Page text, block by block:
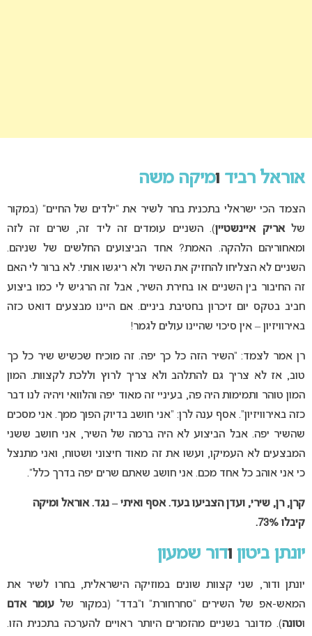
אוראל רבידומיקה משה
הצמד הכי ישראלי בתכנית בחר לשיר את “ילדים של החיים” (במקור
של אריק איינשטיין). השניים עומדים זה ליד זה, שרים זה לזה
ומאחוריהם הלהקה. האמת? אחד הביצועים החלשים של שניהם.
השניים לא הצליחו להחזיק את השיר ולא ריגשו אותי. לא ברור לי האם
זה החיבור בין השניים או בחירת השיר, אבל זה הרגיש לי כמו ביצוע
חביב בטקס יום זיכרון בחטיבת ביניים. אם היינו מבצעים דואט כזה
באירוויזיון – אין סיכוי שהיינו עולים לגמר!
רן אמר לצמד: “השיר הזה כל כך יפה. זה מוכיח שכשיש שיר כל כך
טוב, אז לא צריך גם להתלהב ולא צריך לרוץ וללכת לקצוות. המון
המון טוהר ותמימות היה פה, בעיניי זה מאוד יפה והלוואי ויהיה לנו דבר
כזה באירוויזיון”. אסף ענה לרן: “אני חושב בדיוק הפוך ממך. אני מסכים
שהשיר יפה. אבל הביצוע לא היה ברמה של השיר, אני חושב ששני
המבצעים לא העמיקו, ועשו את זה מאוד חיצוני ושטוח, ואני מתנצל
כי אני אוהב כל אחד מכם. אני חושב שאתם שרים יפה בדרך כלל”.
קרן, רן, שירי, ועדן הצביעו בעד. אסף ואיתי – נגד. אוראל ומיקה
קיבלו 73%.
יונתן ביטוןודור שמעון
יונתן ודור, שני קצוות שונים במוזיקה הישראלית, בחרו לשיר את
המאש-אפ של השירים “סחרחורת” ו”בדד” (במקור של עומר אדם
טונה). מדובר בשניים מהזמרים היותר ראויים להערכה בתכנית הזו.